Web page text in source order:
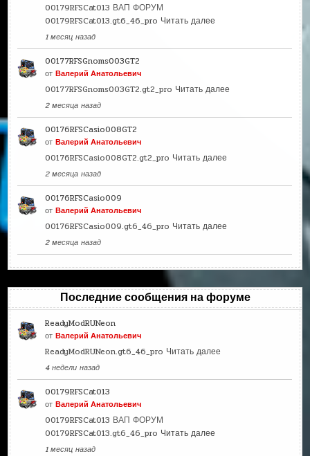
00179RFSCat013 ВАП ФОРУМ
00179RFSCat013.gt6_46_pro Читать далее
1 месяц назад
00177RFSGnoms003GT2
отВалерий Анатольевич
00177RFSGnoms003GT2.gt2_pro Читать далее
2 месяца назад
00176RFSCasio008GT2
отВалерий Анатольевич
00176RFSCasio008GT2.gt2_pro Читать далее
2 месяца назад
00176RFSCasio009
отВалерий Анатольевич
00176RFSCasio009.gt6_46_pro Читать далее
2 месяца назад
Последние сообщения на форуме
ReadyModRUNeon
отВалерий Анатольевич
ReadyModRUNeon.gt6_46_pro Читать далее
4 недели назад
00179RFSCat013
отВалерий Анатольевич
00179RFSCat013 ВАП ФОРУМ
00179RFSCat013.gt6_46_pro Читать далее
1 месяц назад